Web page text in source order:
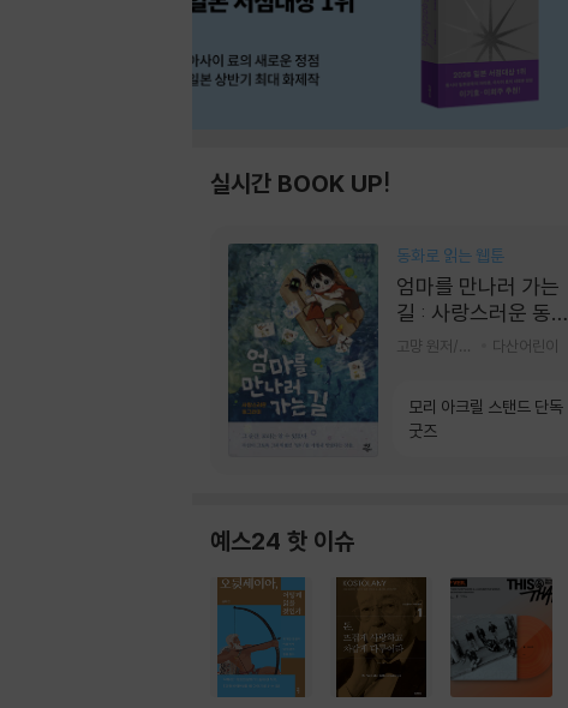
실시간 BOOK UP!
동화로 읽는 웹툰
엄마를 만나러 가는
길 : 사랑스러운 동그
라미
다산어린이
모리 아크릴 스탠드 단독
굿즈
예스24 핫 이슈